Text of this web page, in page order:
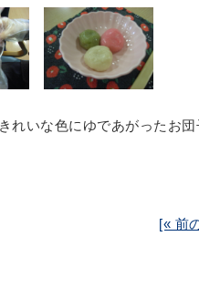
れいな色にゆであがったお
[« 前